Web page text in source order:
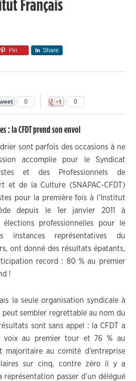
Français
Pin Share
0 0
: la CFDT prend son envol
sont parfois des occasions à ne
accomplie pour le Syndicat
et des Professionnels de
et de la Culture (SNAPAC-CFDT)
pour la première fois à l’Institut
depuis le 1er janvier 2011 à
élections professionnelles pour le
instances représentatives du
ont donné des résultats épatants,
record : 80 % au premier
!
la seule organisation syndicale à
peut sembler regrettable au nom du
sont sans appel : la CFDT a
voix au premier tour et 76 % au
majoritaire au comité d’entreprise
sur cinq, contre zéro il y a
passer d’un délégué